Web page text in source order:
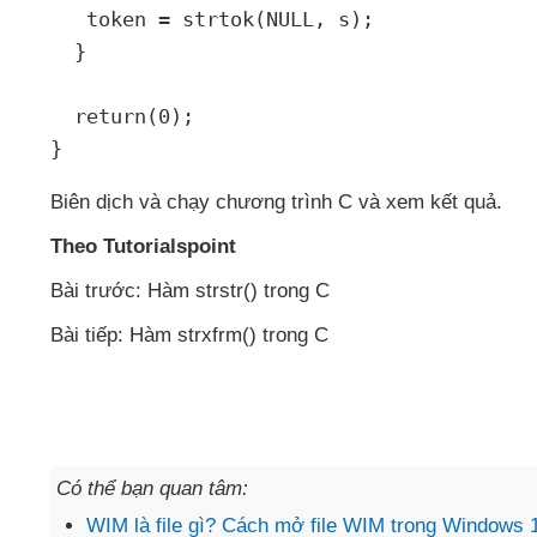
   token
= strtok( NULL , s );
}
return ( 0 );
}
Biên dịch và chạy chương trình C và xem kết quả.
Theo Tutorialspoint
Bài trước: Hàm strstr() trong C
Bài tiếp: Hàm strxfrm() trong C
Có thể bạn quan tâm:
WIM là file gì? Cách mở file WIM trong Windows